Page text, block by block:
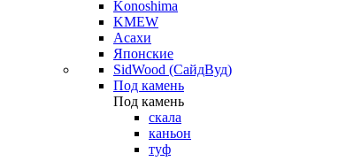
Konoshima
KMEW
Асахи
Японские
SidWood (СайдВуд)
Под камень
Под камень
скала
каньон
туф